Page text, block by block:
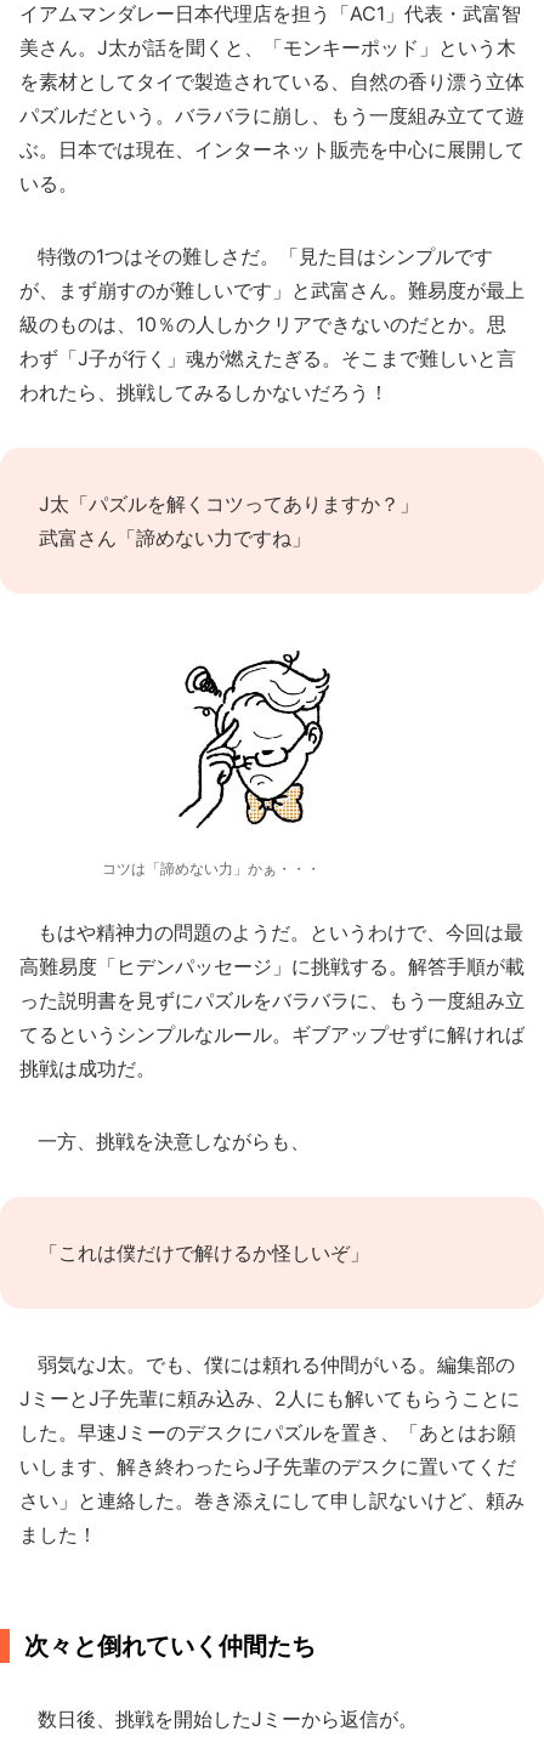
イアムマンダレー日本代理店を担う「AC1」代表・武富智
美さん。J太が話を聞くと、「モンキーポッド」という木
を素材としてタイで製造されている、自然の香り漂う立体
パズルだという。バラバラに崩し、もう一度組み立てて遊
ぶ。日本では現在、インターネット販売を中心に展開して
いる。
特徴の1つはその難しさだ。「見た目はシンプルです
が、まず崩すのが難しいです」と武富さん。難易度が最上
級のものは、10％の人しかクリアできないのだとか。思
わず「J子が行く」魂が燃えたぎる。そこまで難しいと言
われたら、挑戦してみるしかないだろう！
J太「パズルを解くコツってありますか？」
武富さん「諦めない力ですね」
コツは「諦めない力」かぁ・・・
もはや精神力の問題のようだ。というわけで、今回は最
高難易度「ヒデンパッセージ」に挑戦する。解答手順が載
った説明書を見ずにパズルをバラバラに、もう一度組み立
てるというシンプルなルール。ギブアップせずに解ければ
挑戦は成功だ。
一方、挑戦を決意しながらも、
「これは僕だけで解けるか怪しいぞ」
弱気なJ太。でも、僕には頼れる仲間がいる。編集部の
JミーとJ子先輩に頼み込み、2人にも解いてもらうことに
した。早速Jミーのデスクにパズルを置き、「あとはお願
いします、解き終わったらJ子先輩のデスクに置いてくだ
さい」と連絡した。巻き添えにして申し訳ないけど、頼み
ました！
次々と倒れていく仲間たち
数日後、挑戦を開始したJミーから返信が。